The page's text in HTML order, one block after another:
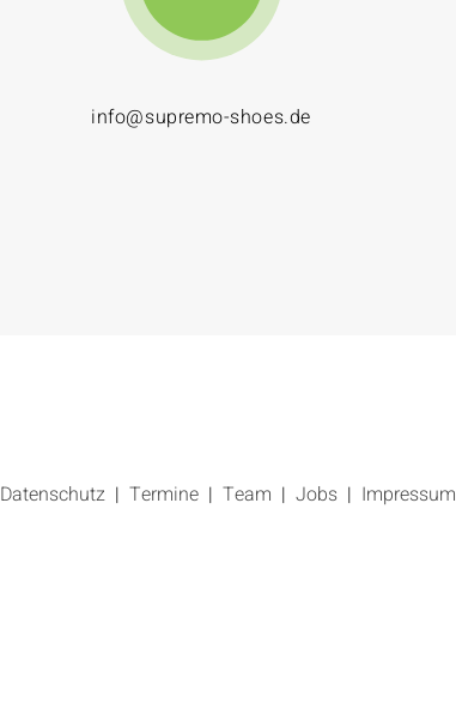
info@supremo-shoes.de
Datenschutz Termine Team Jobs Impressum